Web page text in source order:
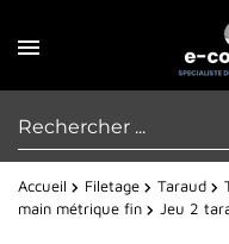
Accueil Filetage Taraud
main métrique fin
Jeu 2